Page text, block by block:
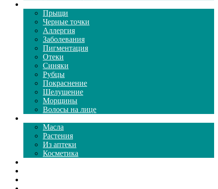
Прыщи
Черные точки
Аллергия
Заболевания
Пигментация
Отеки
Синяки
Рубцы
Покраснение
Шелушение
Морщины
Волосы на лице
Масла
Растения
Из аптеки
Косметика